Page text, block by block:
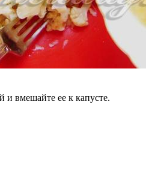
и вмешайте ее к капусте.